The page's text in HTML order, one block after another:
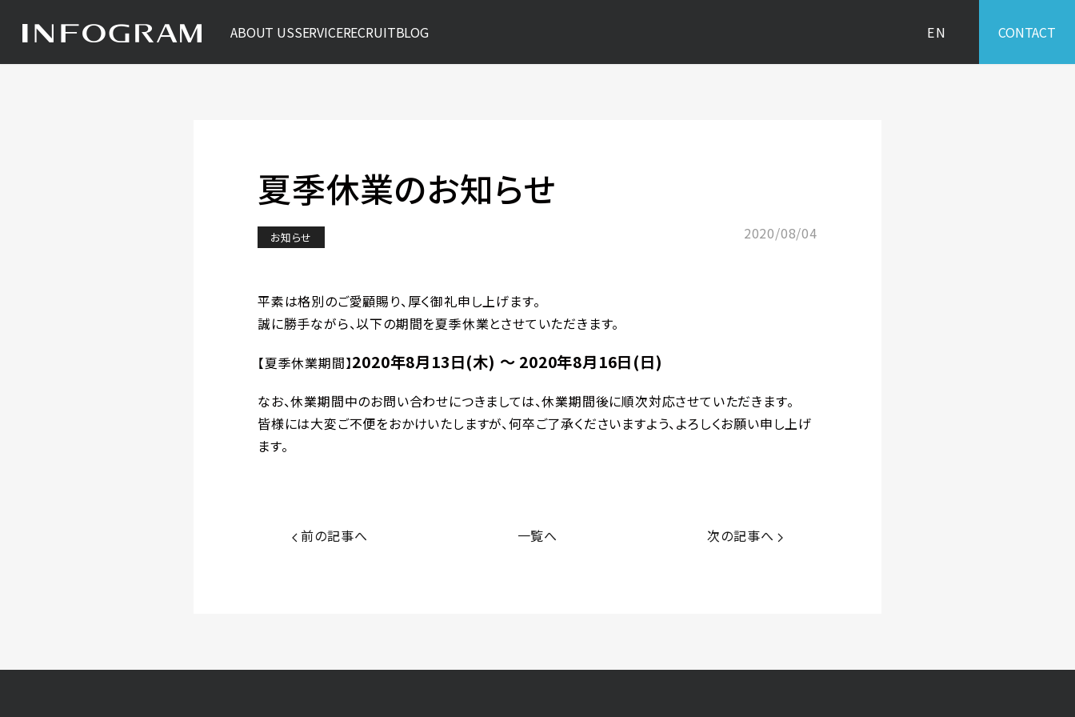
ABOUT USSERVICERECRUITBLOG EN CONTACT
夏季休業のお知らせ
お知らせ 2020/08/04
平素は格別のご愛顧賜り、厚く御礼申し上げます。
誠に勝手ながら、以下の期間を夏季休業とさせていただきます。
【夏季休業期間】2020年8月13日(木) ～ 2020年8月16日(日)
なお、休業期間中のお問い合わせにつきましては、休業期間後に順次対応させていただきます。
皆様には大変ご不便をおかけいたしますが、何卒ご了承くださいますよう、よろしくお願い申し上げ
ます。
前の記事へ 一覧へ 次の記事へ